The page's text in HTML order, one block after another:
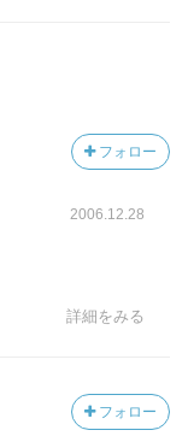
フォロー
2006.12.28
詳細をみる
フォロー